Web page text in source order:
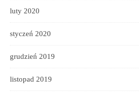
luty 2020
styczeń 2020
grudzień 2019
listopad 2019